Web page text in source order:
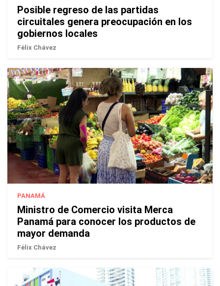
Posible regreso de las partidas
circuitales genera preocupación en los
gobiernos locales
Félix Chávez
PANAMÁ
Ministro de Comercio visita Merca
Panamá para conocer los productos de
mayor demanda
Félix Chávez